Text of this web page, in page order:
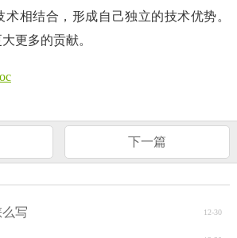
术相结合，形成自己独立的技术优势。
更多的贡献。
下一篇
12-30
写